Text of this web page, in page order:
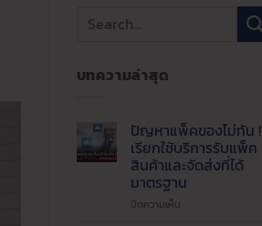
บทความล่าสุด
ปัญหาแพ็คของไม่ทัน !
เรียกใช้บริการรับแพ็ค
สินค้าและจัดส่งที่ได้
มาตรฐาน
ปิดความเห็นบน